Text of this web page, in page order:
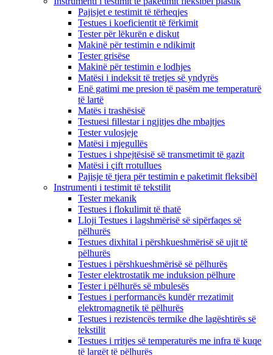
Pajisjet e testimit të tërheqjes
Testues i koeficientit të fërkimit
Tester për lëkurën e diskut
Makinë për testimin e ndikimit
Tester grisëse
Makinë për testimin e lodhjes
Matësi i indeksit të tretjes së yndyrës
Enë gatimi me presion të pasëm me temperaturë
të lartë
Matës i trashësisë
Testuesi fillestar i ngjitjes dhe mbajtjes
Tester vulosjeje
Matësi i mjegullës
Testues i shpejtësisë së transmetimit të gazit
Matësi i çift rrotullues
Pajisje të tjera për testimin e paketimit fleksibël
Instrumenti i testimit të tekstilit
Tester mekanik
Testues i flokulimit të thatë
Lloji Testues i lagshmërisë së sipërfaqes së
pëlhurës
Testues dixhital i përshkueshmërisë së ujit të
pëlhurës
Testues i përshkueshmërisë së pëlhurës
Tester elektrostatik me induksion pëlhure
Tester i pëlhurës së mbulesës
Testues i performancës kundër rrezatimit
elektromagnetik të pëlhurës
Testues i rezistencës termike dhe lagështirës së
tekstilit
Testues i rritjes së temperaturës me infra të kuqe
të largët të pëlhurës